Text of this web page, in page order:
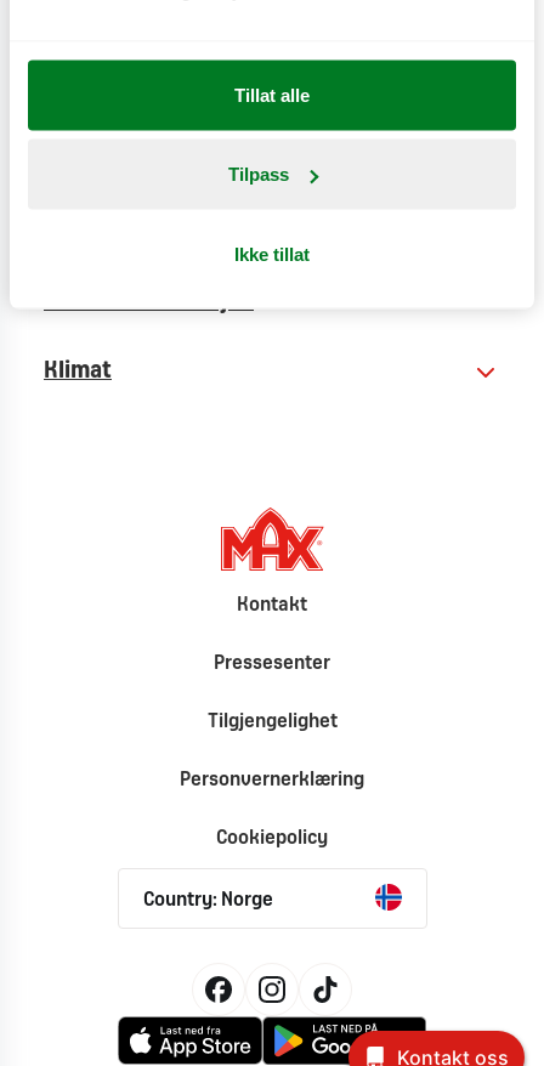
Tillat alle
Tilpass
Ikke tillat
Klimat
Kontakt
Pressesenter
Tilgjengelighet
Personvernerklæring
Cookiepolicy
Country: Norge
Kontakt oss